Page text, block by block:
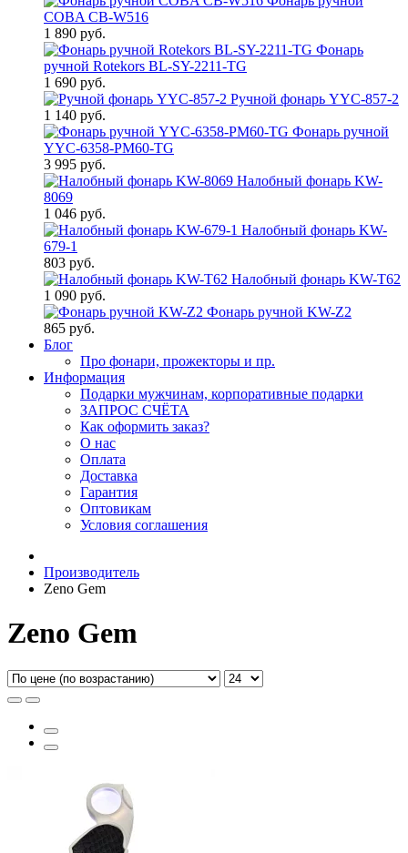
COBA CB-W516
1 890 руб.
Фонарь
ручной Rotekors BL-SY-2211-TG
1 690 руб.
Ручной фонарь YYC-857-2
1 140 руб.
Фонарь ручной
YYC-6358-PM60-TG
3 995 руб.
Налобный фонарь KW-
8069
1 046 руб.
Налобный фонарь KW-
679-1
803 руб.
Налобный фонарь KW-T62
1 090 руб.
Фонарь ручной KW-Z2
865 руб.
Блог
Про фонари, прожекторы и пр.
Информация
Подарки мужчинам, корпоративные подарки
ЗАПРОС СЧЁТА
Как оформить заказ?
О нас
Оплата
Доставка
Гарантия
Оптовикам
Условия соглашения
Производитель
Zeno Gem
Zeno Gem